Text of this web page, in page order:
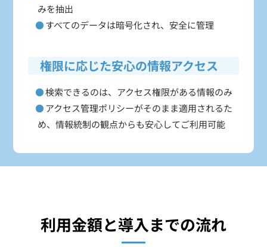
みを抽出
すべてのデータは暗号化され、安全に管理
権限に応じた安心の情報アクセス
検索できるのは、アクセス権限がある情報のみ
アクセス管理ポリシーがそのまま適用されるた
め、情報統制の観点からも安心してご利用可能
利用金額と導入までの流れ